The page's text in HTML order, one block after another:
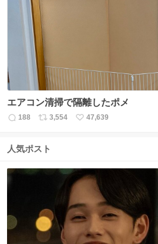
ト
数
エアコン清掃で隔離したポメ
返
数
188
リ
ス
数
3,554
い
47,639
人気ポスト